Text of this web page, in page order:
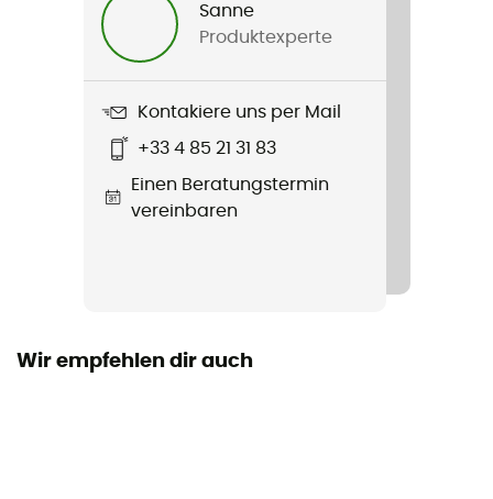
Sanne
Produktexperte
Kontakiere uns per Mail
+33 4 85 21 31 83
Einen Beratungstermin
vereinbaren
Wir empfehlen dir auch